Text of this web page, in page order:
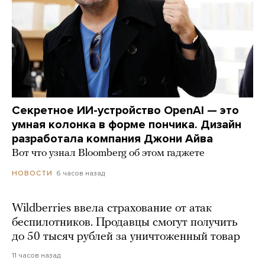
Секретное ИИ-устройство OpenAI — это
умная колонка в форме пончика. Дизайн
разработала компания Джони Айва
Вот что узнал Bloomberg об этом гаджете
НОВОСТИ 6 часов назад
Wildberries ввела страхование от атак
беспилотников. Продавцы смогут получить
до 50 тысяч рублей за уничтоженный товар
11 часов назад